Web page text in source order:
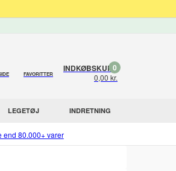
FAVORITTER
INDKØBSKURV
0,00 kr.
0
LEGETØJ INDRETNING
end 80.000+ varer